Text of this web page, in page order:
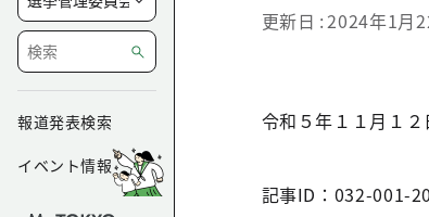
報道発表検索
イベント情報
更新日 2024年1月
令和５年１１月１
記事ID：032-001-